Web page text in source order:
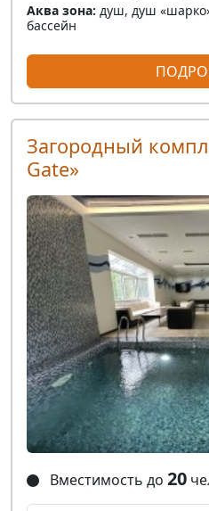
Аква зона: душ, душ
бассейн
Загородный
Gate»
Вместимость до 20